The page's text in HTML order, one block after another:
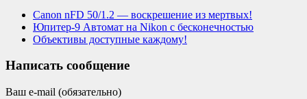
Canon nFD 50/1.2 — воскрешение из мертвых!
Юпитер-9 Автомат на Nikon с бесконечностью
Объективы доступные каждому!
Написать сообщение
Ваш e-mail (обязательно)